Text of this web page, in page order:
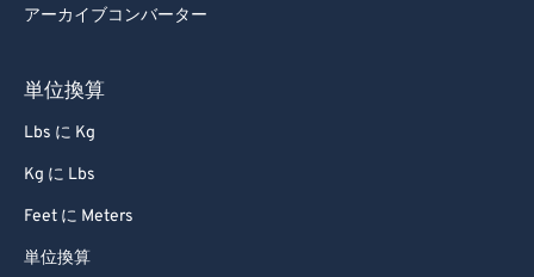
アーカイブコンバーター
単位換算
Lbs に Kg
Kg に Lbs
Feet に Meters
単位換算